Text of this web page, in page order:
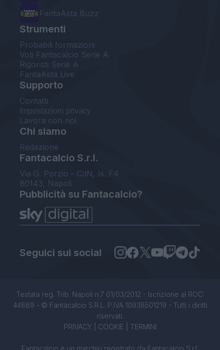
FantaAsta Buzz
Strumenti
Probabili formazioni
Voti Fantacalcio Serie A
Rigoristi Serie A
FantaAsta Live
Supporto
Contatti
Impostazioni privacy
Lavora con noi
Chi siamo
Redazione
Fantacalcio S.r.l.
Via G. Porzio - CdN, Is. F4
80143, Napoli
Pubblicità su Fantacalcio?
Seguici sui social
Testata reg. Trib. Napoli n.7 01/03/2012 - Iscrizione al ROC:
44869 - © Fantacalcio S.R.L. P.IVA 10938501219 - Tutti i diritti
riservati.
PRIVACY| COOKIE TERMINI
Fantacalcio è un marchio registrato da Fantacalcio S.r.l.